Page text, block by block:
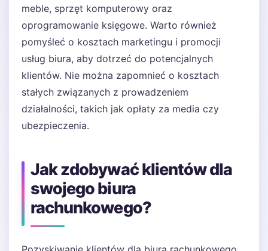
meble, sprzęt komputerowy oraz
oprogramowanie księgowe. Warto również
pomyśleć o kosztach marketingu i promocji
usług biura, aby dotrzeć do potencjalnych
klientów. Nie można zapomnieć o kosztach
stałych związanych z prowadzeniem
działalności, takich jak opłaty za media czy
ubezpieczenia.
Jak zdobywać klientów dla
swojego biura
rachunkowego?